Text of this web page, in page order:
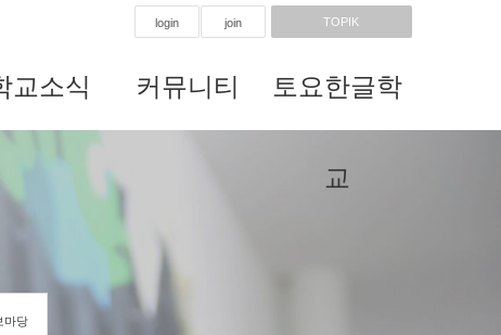
login join TOPIK
교소식 커뮤니티 토요한글학
교
마당